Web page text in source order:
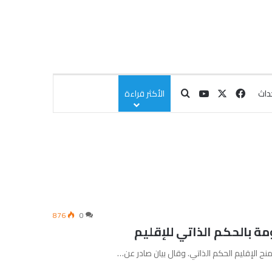
فيسبوك ‫YouTubeبحث عن
الأكثر قراءة
0
876
بالحكم الذاتي للإقليم
الإقليم الحكم الذاتي. وقال بيان صادر عن…